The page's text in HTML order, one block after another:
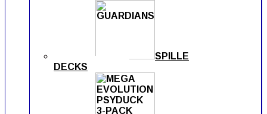
SPILLE
DECKS